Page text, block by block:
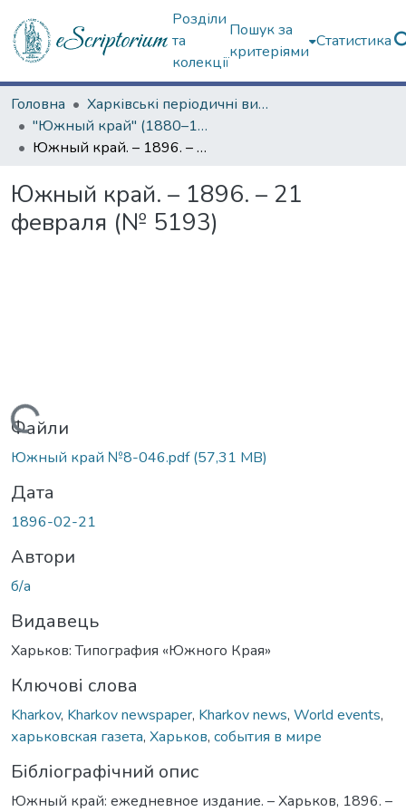
Розділи
та
колекції
Пошук за
критеріями
Статистика
Головна
Харківські періодичні видання
"Южный край" (1880–1919 гг.)
Южный край. – 1896. – 21 февраля (№ 5193)
Южный край. – 1896. – 21
февраля (№ 5193)
Вантажиться...
Файли
Южный край №8-046.pdf(57,31 MB)
Дата
1896-02-21
Автори
б/а
Видавець
Харьков: Типография «Южного Края»
Ключові слова
Kharkov, Kharkov newspaper, Kharkov news, World events,
харьковская газета, Харьков, события в мире
Бібліографічний опис
Южный край: ежедневное издание. – Харьков, 1896. –